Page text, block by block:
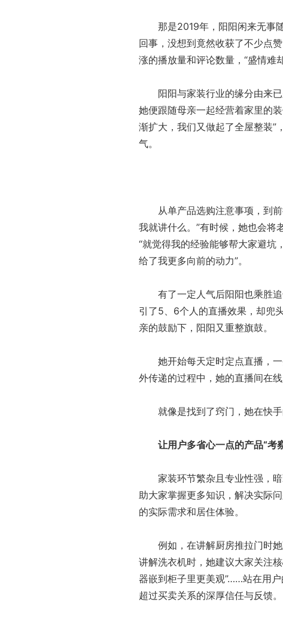
那是2019年，阳阳闲来无事随
回事，没想到竟然收获了不少点
涨的播放量和评论数量，“盛情难
阳阳与家装行业的缘分由来已
她便跟随母亲一起经营着家里的
渐扩大，我们又做起了全屋整装”
气。
从单产品选购注意事项，到前
我就讲什么。”有时候，她也会将
“就觉得我的经验能够帮大家避坑
给了我更多向前的动力”。
有了一定人气后阳阳也乘胜追
引了5、6个人的直播效果，却兜
亲的鼓励下，阳阳又重整旗鼓。
她开始每天定时定点直播，一
外传递的过程中，她的直播间在
就像是找到了窍门，她在快手
让用户多省心一点的产品“考
家装环节繁杂且专业性强，暗
助大家掌握更多知识，解决实际
的实际需求和居住体验。
例如，在讲解厨房推拉门时她
讲解洗衣机时，她建议大家关注
器嵌到柜子里更美观”……站在用
超过买卖关系的深厚信任与反馈。